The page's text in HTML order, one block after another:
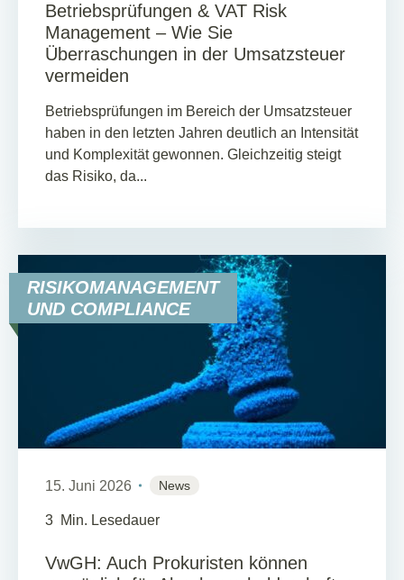
Betriebsprüfungen & VAT Risk
Management – Wie Sie
Überraschungen in der Umsatzsteuer
vermeiden
Betriebsprüfungen im Bereich der Umsatzsteuer
haben in den letzten Jahren deutlich an Intensität
und Komplexität gewonnen. Gleichzeitig steigt
das Risiko, da...
RISIKOMANAGEMENT
UND COMPLIANCE
15. Juni 2026 News
3 Min. Lesedauer
VwGH: Auch Prokuristen können